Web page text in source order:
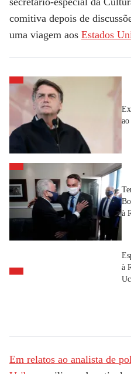
comitiva depois de
uma viagem aos Estados
à
à
Em relatos ao analista de